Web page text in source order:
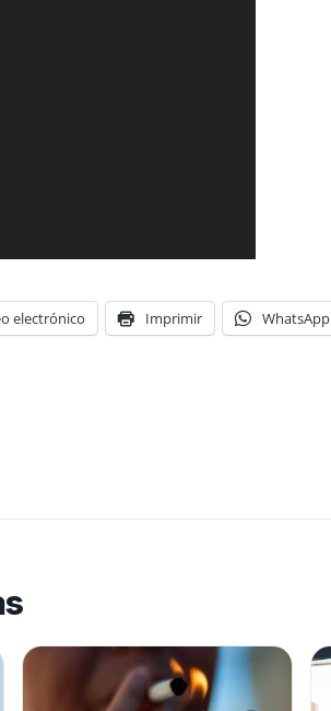
electrónico Imprimir WhatsApp